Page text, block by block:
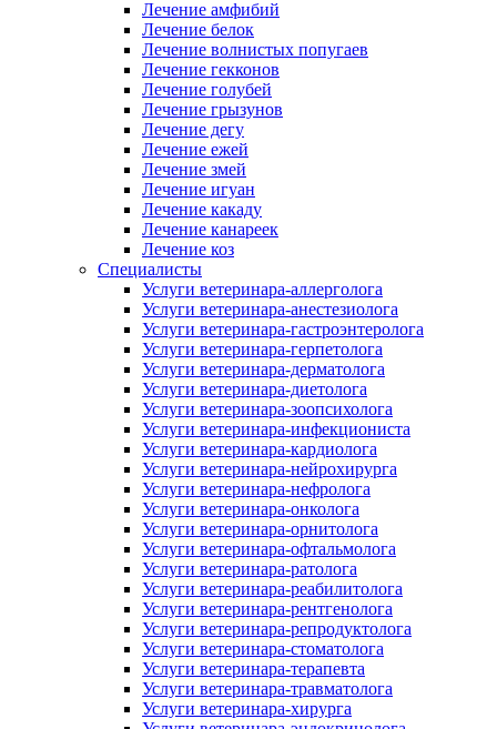
Лечение амфибий
Лечение белок
Лечение волнистых попугаев
Лечение гекконов
Лечение голубей
Лечение грызунов
Лечение дегу
Лечение ежей
Лечение змей
Лечение игуан
Лечение какаду
Лечение канареек
Лечение коз
Специалисты
Услуги ветеринара-аллерголога
Услуги ветеринара-анестезиолога
Услуги ветеринара-гастроэнтеролога
Услуги ветеринара-герпетолога
Услуги ветеринара-дерматолога
Услуги ветеринара-диетолога
Услуги ветеринара-зоопсихолога
Услуги ветеринара-инфекциониста
Услуги ветеринара-кардиолога
Услуги ветеринара-нейрохирурга
Услуги ветеринара-нефролога
Услуги ветеринара-онколога
Услуги ветеринара-орнитолога
Услуги ветеринара-офтальмолога
Услуги ветеринара-ратолога
Услуги ветеринара-реабилитолога
Услуги ветеринара-рентгенолога
Услуги ветеринара-репродуктолога
Услуги ветеринара-стоматолога
Услуги ветеринара-терапевта
Услуги ветеринара-травматолога
Услуги ветеринара-хирурга